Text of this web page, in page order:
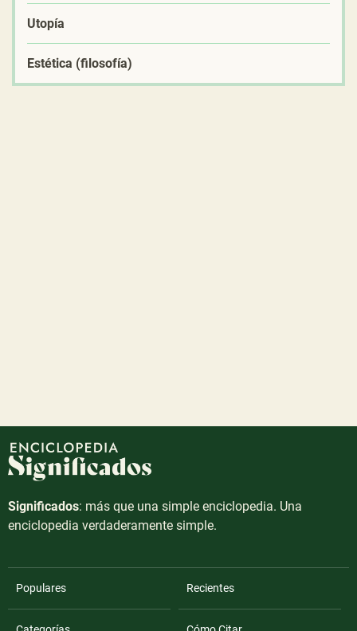
Utopía
Estética (filosofía)
Significados: más que una simple enciclopedia. Una
enciclopedia verdaderamente simple.
Populares Recientes